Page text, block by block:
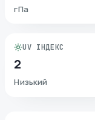
гПа
UV ІНДЕКС
2
Низький